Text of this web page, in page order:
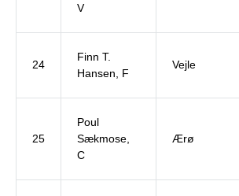
V
24
Finn T.
Hansen, F
Vejle
25
Poul
Sækmose,
C
Ærø